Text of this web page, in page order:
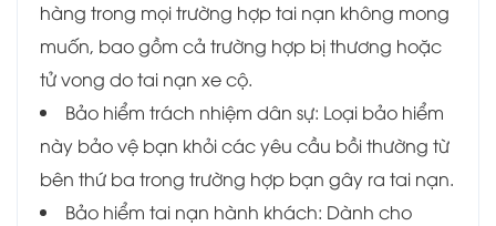
hàng trong mọi trường hợp tai nạn không mong
muốn, bao gồm cả trường hợp bị thương hoặc
tử vong do tai nạn xe cộ.
Bảo hiểm trách nhiệm dân sự: Loại bảo hiểm
này bảo vệ bạn khỏi các yêu cầu bồi thường từ
bên thứ ba trong trường hợp bạn gây ra tai nạn.
Bảo hiểm tai nạn hành khách: Dành cho